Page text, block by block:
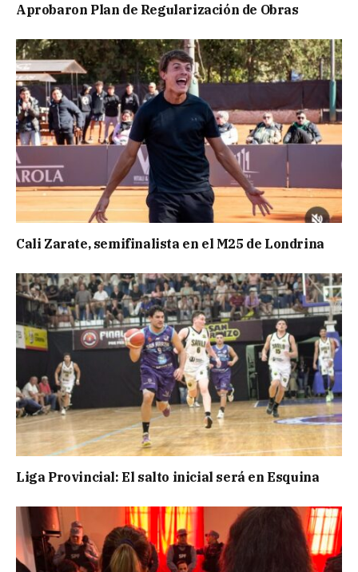
Aprobaron Plan de Regularización de Obras
Cali Zarate, semifinalista en el M25 de Londrina
Liga Provincial: El salto inicial será en Esquina